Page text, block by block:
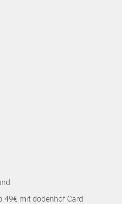
49€ mit dodenhof Card